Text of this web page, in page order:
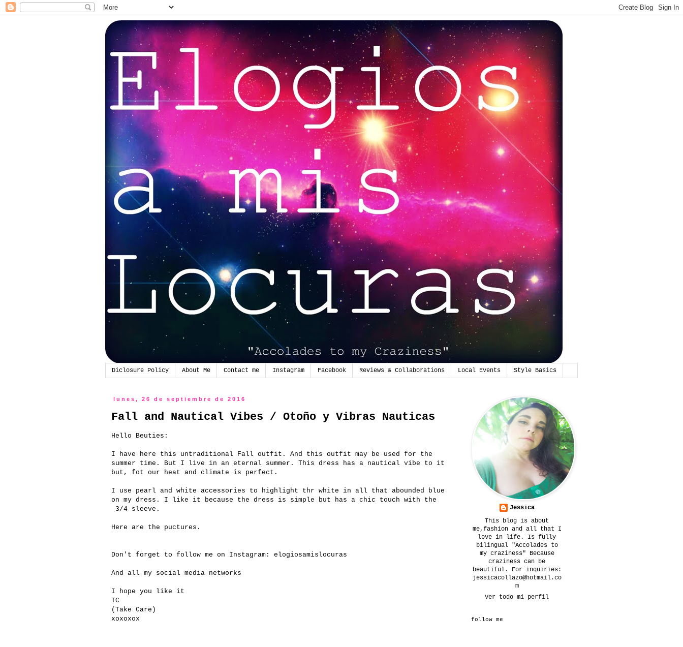
Diclosure Policy About Me Contact me Instagram Facebook Reviews & Collaborations Local Events Style Basics
lunes, 26 de septiembre de 2016
Fall and Nautical Vibes / Otoño y Vibras Nauticas
Hello Beuties:
I have here this untraditional Fall outfit. And this outfit may be used for the
summer time. But I live in an eternal summer. This dress has a nautical vibe to it
but, fot our heat and climate is perfect.
I use pearl and white accessories to highlight thr white in all that abounded blue
on my dress. I like it because the dress is simple but has a chic touch with the
3/4 sleeve.
Here are the puctures.
Don't forget to follow me on Instagram: elogiosamislocuras
And all my social media networks
I hope you like it
TC
(Take Care)
xoxoxox
Jessica
This blog is about
me,fashion and all that I
love in life. Is fully
bilingual "Accolades to
my craziness" Because
craziness can be
beautiful. For inquiries:
jessicacollazo@hotmail.co
m
Ver todo mi perfil
follow me